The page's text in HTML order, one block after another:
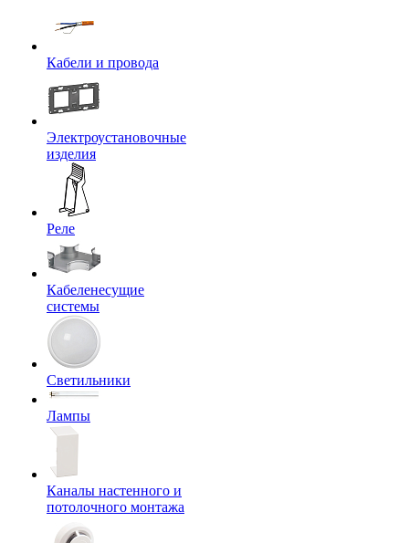
Кабели и провода
Электроустановочные
изделия
Реле
Кабеленесущие
системы
Светильники
Лампы
Каналы настенного и
потолочного монтажа